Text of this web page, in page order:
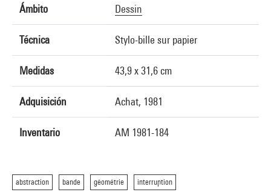
Ámbito Dessin
Técnica Stylo-bille sur papier
Medidas 43,9 x 31,6 cm
Adquisición Achat, 1981
Inventario AM 1981-184
abstraction bande géométrie interruption